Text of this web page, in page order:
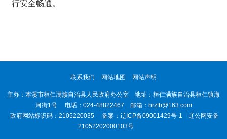
行安全畅通。
联系我们 网站地图 网站声明
主办：本溪市桓仁满族自治县人民政府办公室 地址：桓仁满族自治县桓仁镇海
河街1号 电话：024-48822467 邮箱：hrzfb@163.com
政府网站标识码：2105220035 备案： 辽ICP备09001429号-1
辽公网安备
21052202000103号